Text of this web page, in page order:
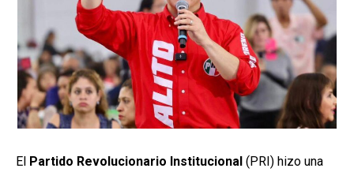
El Partido Revolucionario Institucional (PRI) hizo una